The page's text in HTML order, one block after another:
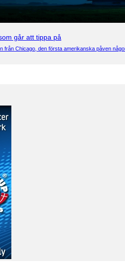
går att tippa på
från Chicago, den första amerikanska påven